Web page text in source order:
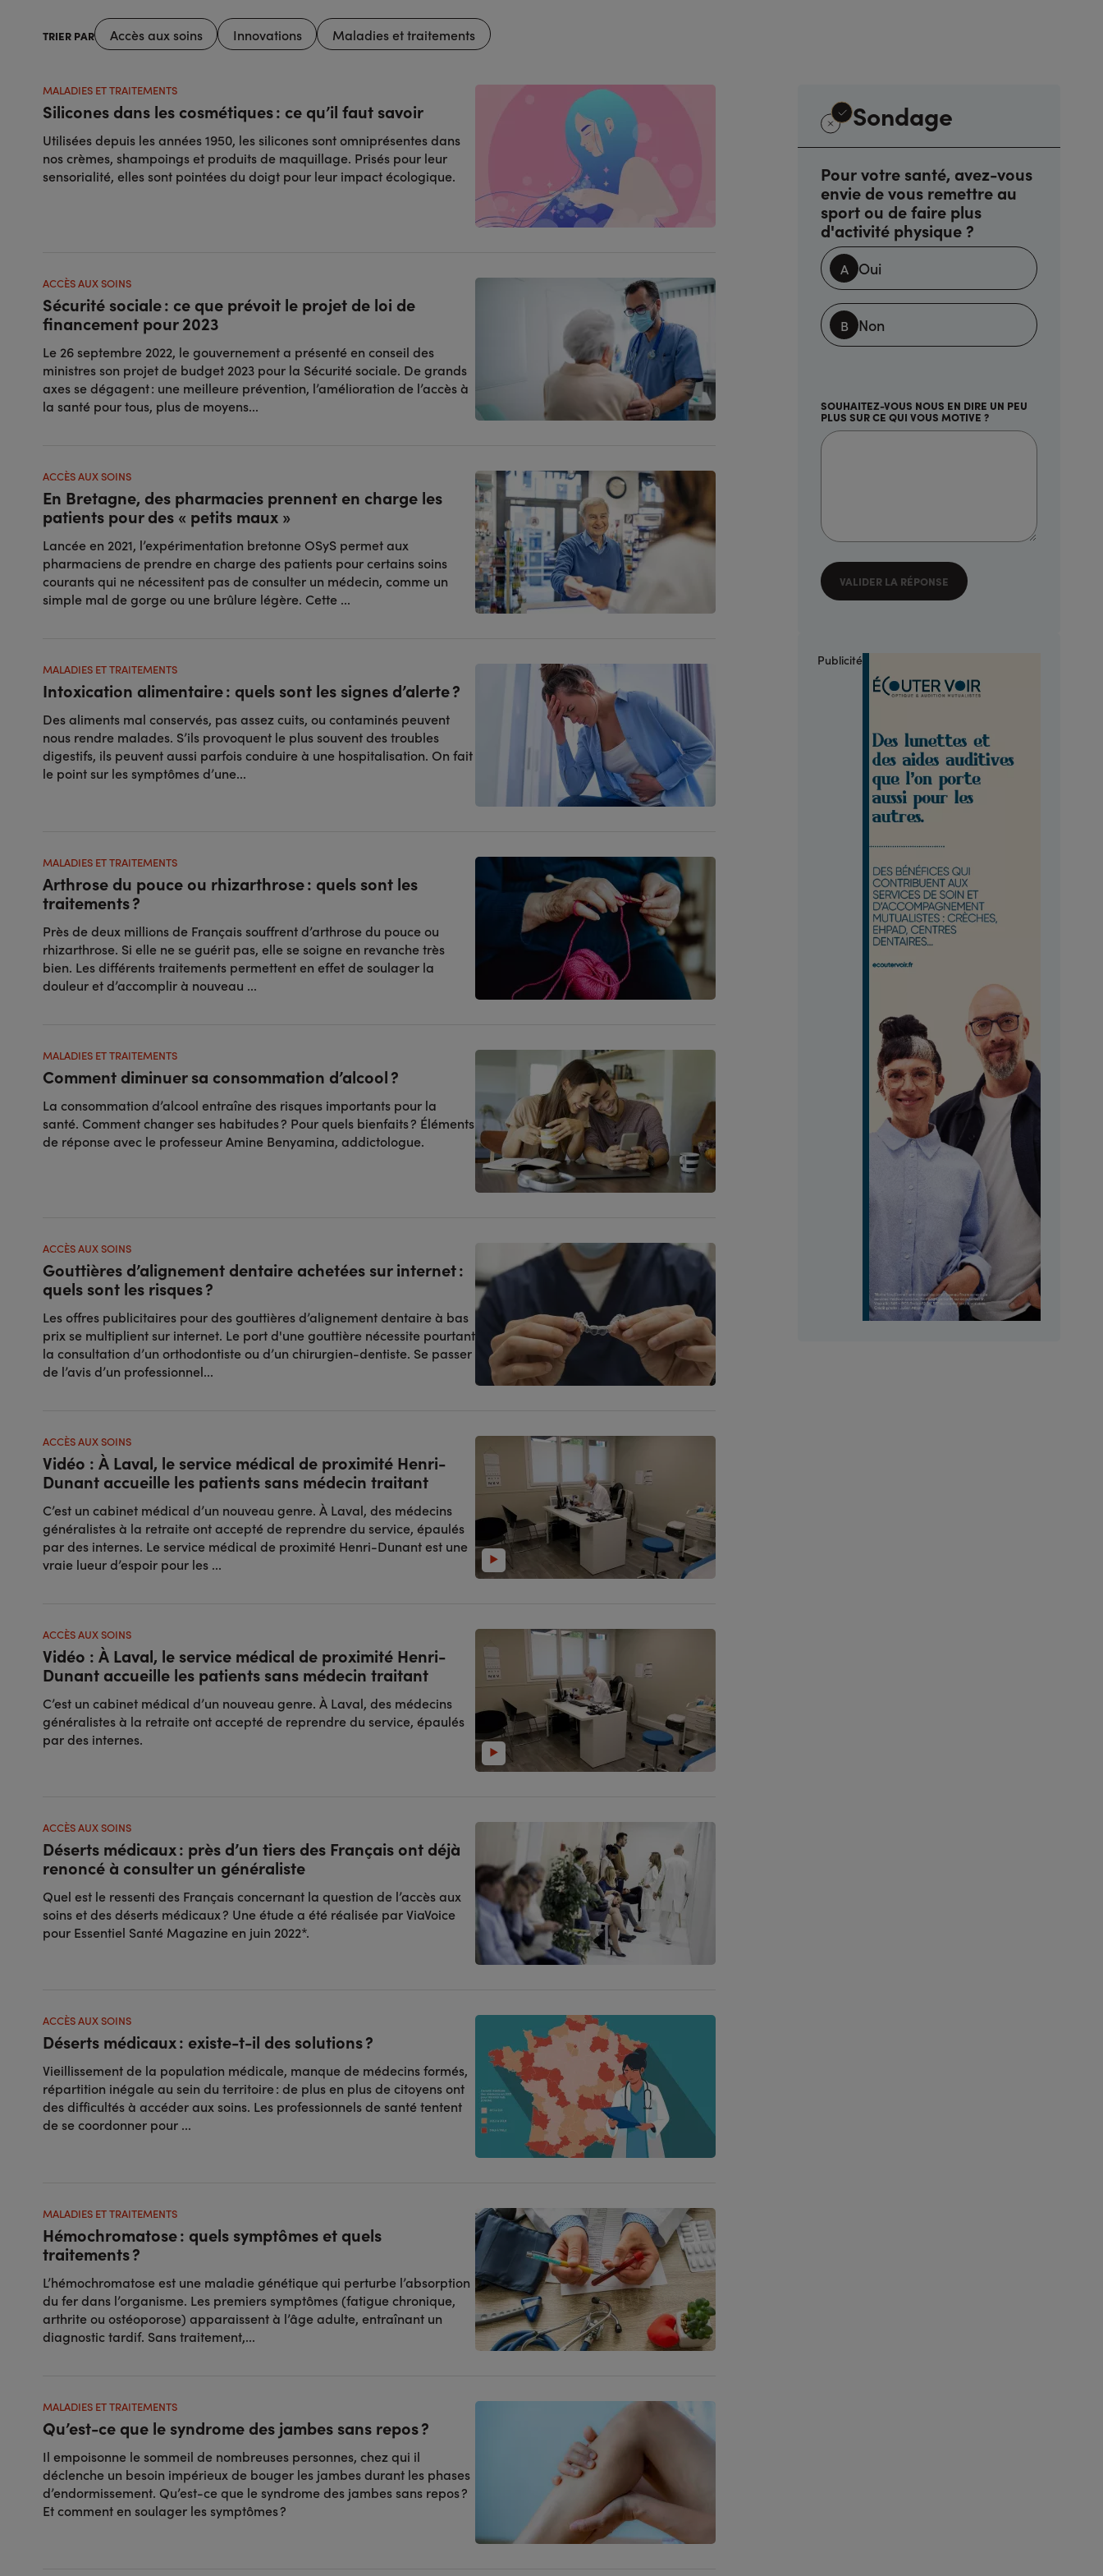
TRIER PAR Accès aux soins Innovations Maladies et traitements
Silicones dans les cosmétiques : ce qu’il faut savoir
MALADIES ET TRAITEMENTS
Utilisées depuis les années 1950, les silicones sont omniprésentes dans
nos crèmes, shampoings et produits de maquillage. Prisés pour leur
sensorialité, elles sont pointées du doigt pour leur impact écologique.
Sécurité sociale : ce que prévoit le projet de loi de
financement pour 2023
ACCÈS AUX SOINS
Le 26 septembre 2022, le gouvernement a présenté en conseil des
ministres son projet de budget 2023 pour la Sécurité sociale. De grands
axes se dégagent : une meilleure prévention, l’amélioration de l’accès à
la santé pour tous, plus de moyens...
En Bretagne, des pharmacies prennent en charge les
patients pour des « petits maux »
ACCÈS AUX SOINS
Lancée en 2021, l’expérimentation bretonne OSyS permet aux
pharmaciens de prendre en charge des patients pour certains soins
courants qui ne nécessitent pas de consulter un médecin, comme un
simple mal de gorge ou une brûlure légère. Cette ...
Intoxication alimentaire : quels sont les signes d’alerte ?
MALADIES ET TRAITEMENTS
Des aliments mal conservés, pas assez cuits, ou contaminés peuvent
nous rendre malades. S’ils provoquent le plus souvent des troubles
digestifs, ils peuvent aussi parfois conduire à une hospitalisation. On fait
le point sur les symptômes d’une...
Arthrose du pouce ou rhizarthrose : quels sont les
traitements ?
MALADIES ET TRAITEMENTS
Près de deux millions de Français souffrent d’arthrose du pouce ou
rhizarthrose. Si elle ne se guérit pas, elle se soigne en revanche très
bien. Les différents traitements permettent en effet de soulager la
douleur et d’accomplir à nouveau ...
Comment diminuer sa consommation d’alcool ?
MALADIES ET TRAITEMENTS
La consommation d’alcool entraîne des risques importants pour la
santé. Comment changer ses habitudes ? Pour quels bienfaits ? Éléments
de réponse avec le professeur Amine Benyamina, addictologue.
Gouttières d’alignement dentaire achetées sur internet :
quels sont les risques ?
ACCÈS AUX SOINS
Les offres publicitaires pour des gouttières d’alignement dentaire à bas
prix se multiplient sur internet. Le port d'une gouttière nécessite pourtant
la consultation d’un orthodontiste ou d’un chirurgien-dentiste. Se passer
de l’avis d’un professionnel...
Vidéo : À Laval, le service médical de proximité Henri-
Dunant accueille les patients sans médecin traitant
ACCÈS AUX SOINS
C’est un cabinet médical d’un nouveau genre. À Laval, des médecins
généralistes à la retraite ont accepté de reprendre du service, épaulés
par des internes. Le service médical de proximité Henri-Dunant est une
vraie lueur d’espoir pour les ...
Vidéo : À Laval, le service médical de proximité Henri-
Dunant accueille les patients sans médecin traitant
ACCÈS AUX SOINS
C’est un cabinet médical d’un nouveau genre. À Laval, des médecins
généralistes à la retraite ont accepté de reprendre du service, épaulés
par des internes.
Déserts médicaux : près d’un tiers des Français ont déjà
renoncé à consulter un généraliste
ACCÈS AUX SOINS
Quel est le ressenti des Français concernant la question de l’accès aux
soins et des déserts médicaux ? Une étude a été réalisée par ViaVoice
pour Essentiel Santé Magazine en juin 2022*.
Déserts médicaux : existe-t-il des solutions ?
ACCÈS AUX SOINS
Vieillissement de la population médicale, manque de médecins formés,
répartition inégale au sein du territoire : de plus en plus de citoyens ont
des difficultés à accéder aux soins. Les professionnels de santé tentent
de se coordonner pour ...
Hémochromatose : quels symptômes et quels
traitements ?
MALADIES ET TRAITEMENTS
L’hémochromatose est une maladie génétique qui perturbe l’absorption
du fer dans l’organisme. Les premiers symptômes (fatigue chronique,
arthrite ou ostéoporose) apparaissent à l’âge adulte, entraînant un
diagnostic tardif. Sans traitement,...
Qu’est-ce que le syndrome des jambes sans repos ?
MALADIES ET TRAITEMENTS
Il empoisonne le sommeil de nombreuses personnes, chez qui il
déclenche un besoin impérieux de bouger les jambes durant les phases
d’endormissement. Qu’est-ce que le syndrome des jambes sans repos ?
Et comment en soulager les symptômes ?
Sondage
Pour votre santé, avez-vous
envie de vous remettre au
sport ou de faire plus
d'activité physique ?
Oui
Non
SOUHAITEZ-VOUS NOUS EN DIRE UN PEU
PLUS SUR CE QUI VOUS MOTIVE ?
VALIDER LA RÉPONSE
Publicité